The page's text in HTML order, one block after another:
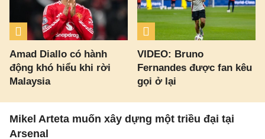
Amad Diallo có hành
động khó hiểu khi rời
Malaysia
VIDEO: Bruno
Fernandes được fan kêu
gọi ở lại
Mikel Arteta muốn xây dựng một triều đại tại
Arsenal